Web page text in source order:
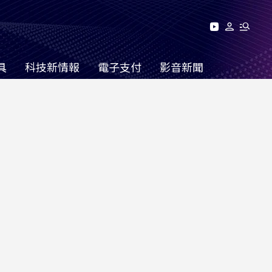
科技新情報 電子支付 影音新聞